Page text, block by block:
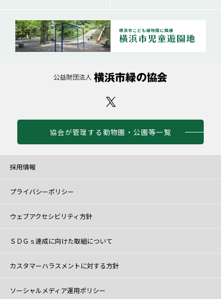
協会が管理する動物園・公園等一覧
採用情報
プライバシーポリシー
ウェブアクセシビリティ方針
ＳＤＧｓ達成に向けた取組について
カスタマーハラスメントに対する方針
ソーシャルメディア運用ポリシー